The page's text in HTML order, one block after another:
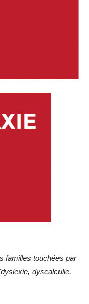
familles touchées par
dyscalculie,